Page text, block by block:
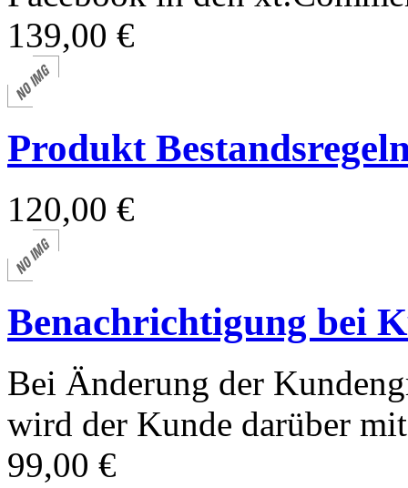
139,00 €
Produkt
120,00 €
Benachrichtigung bei
Bei Änderung der
wird der Kunde darüber
99,00 €